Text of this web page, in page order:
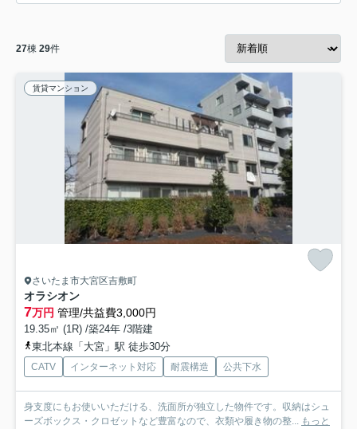
27棟 29件
賃貸マンション
さいたま市大宮区吉敷町
オラシオン
7万円 管理/共益費3,000円
19.35㎡ (1R) /築24年 /3階建
東北本線「大宮」駅 徒歩30分
CATV インターネット対応 耐震構造 公共下水
身支度にもお使いいただける、洗面所が独立した物件です。収納はシュ
ーズボックス・クロゼットなど豊富なので、衣類や履き物の整... もっと